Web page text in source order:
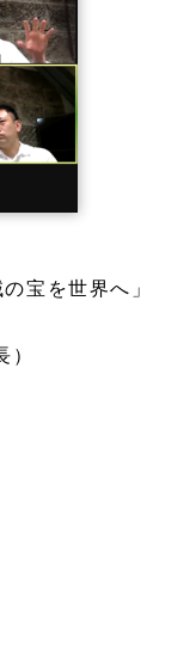
宝を世界へ」